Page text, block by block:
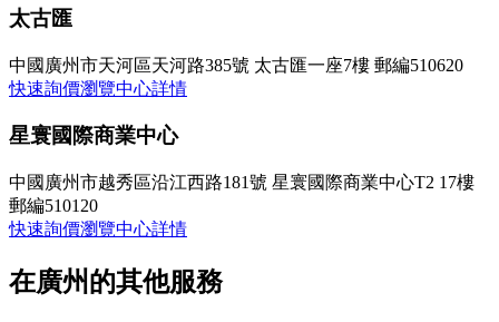
太古匯
中國廣州市天河區天河路385號 太古匯一座7樓 郵編510620
快速詢價瀏覽中心詳情
星寰國際商業中心
中國廣州市越秀區沿江西路181號 星寰國際商業中心T2 17樓
郵編510120
快速詢價瀏覽中心詳情
在廣州的其他服務